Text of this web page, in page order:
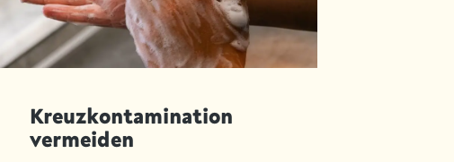
Kreuzkontamination
vermeiden